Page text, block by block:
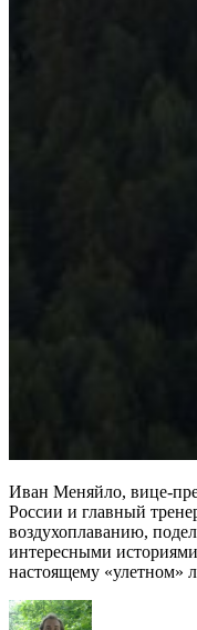
Иван Меняйло, вице-
России и главный
воздухоплаванию,
интересными
настоящему «улетном»